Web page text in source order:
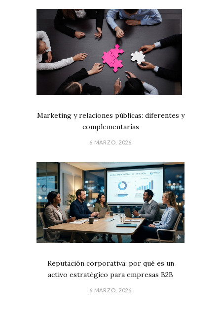
Marketing y relaciones públicas: diferentes y
complementarias
6 MARZO, 2026
Reputación corporativa: por qué es un
activo estratégico para empresas B2B
6 MARZO, 2026